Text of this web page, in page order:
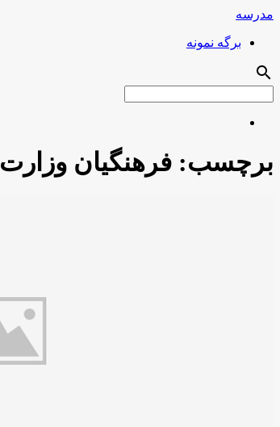
مدرسه
برگه نمونه
search
برچسب: فرهنگیان وزارت